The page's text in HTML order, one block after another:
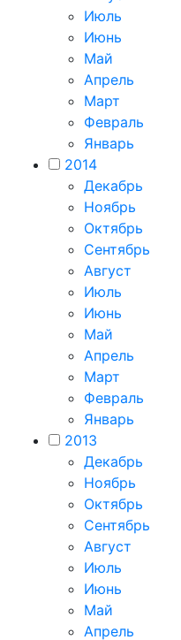
Июль
Июнь
Май
Апрель
Март
Февраль
Январь
2014
Декабрь
Ноябрь
Октябрь
Сентябрь
Август
Июль
Июнь
Май
Апрель
Март
Февраль
Январь
2013
Декабрь
Ноябрь
Октябрь
Сентябрь
Август
Июль
Июнь
Май
Апрель